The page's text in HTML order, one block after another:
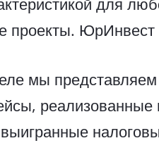
проекты. ЮрИнвест
мы